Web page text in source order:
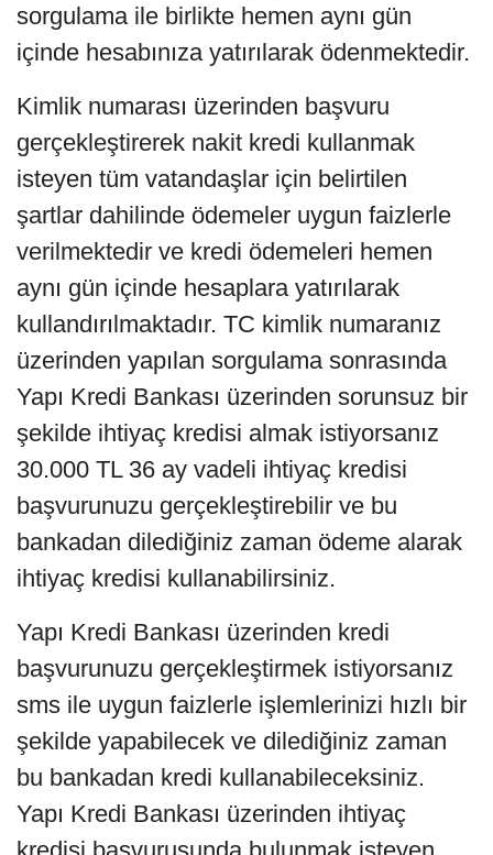
sorgulama ile birlikte hemen aynı gün
içinde hesabınıza yatırılarak ödenmektedir.
Kimlik numarası üzerinden başvuru
gerçekleştirerek nakit kredi kullanmak
isteyen tüm vatandaşlar için belirtilen
şartlar dahilinde ödemeler uygun faizlerle
verilmektedir ve kredi ödemeleri hemen
aynı gün içinde hesaplara yatırılarak
kullandırılmaktadır. TC kimlik numaranız
üzerinden yapılan sorgulama sonrasında
Yapı Kredi Bankası üzerinden sorunsuz bir
şekilde ihtiyaç kredisi almak istiyorsanız
30.000 TL 36 ay vadeli ihtiyaç kredisi
başvurunuzu gerçekleştirebilir ve bu
bankadan dilediğiniz zaman ödeme alarak
ihtiyaç kredisi kullanabilirsiniz.
Yapı Kredi Bankası üzerinden kredi
başvurunuzu gerçekleştirmek istiyorsanız
sms ile uygun faizlerle işlemlerinizi hızlı bir
şekilde yapabilecek ve dilediğiniz zaman
bu bankadan kredi kullanabileceksiniz.
Yapı Kredi Bankası üzerinden ihtiyaç